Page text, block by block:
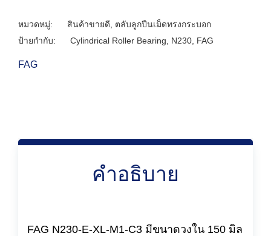
หมวดหมู่: สินค้าขายดี
ตลับลูกปืนเม็ดทรงกระบอก
ป้ายกำกับ:
Cylindrical Roller Bearing N230 FAG
FAG
คำอธิบาย
FAG N230-E-XL-M1-C3 มีขนาดวงใน 150 มิล